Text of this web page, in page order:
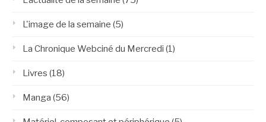
L'image de la semaine (5)
La Chronique Webciné du Mercredi (1)
Livres (18)
Manga (56)